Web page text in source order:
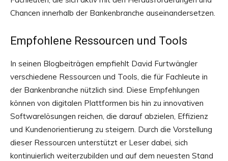
Chancen innerhalb der Bankenbranche auseinandersetzen.
Empfohlene Ressourcen und Tools
In seinen Blogbeiträgen empfiehlt David Furtwängler
verschiedene Ressourcen und Tools, die für Fachleute in
der Bankenbranche nützlich sind. Diese Empfehlungen
können von digitalen Plattformen bis hin zu innovativen
Softwarelösungen reichen, die darauf abzielen, Effizienz
und Kundenorientierung zu steigern. Durch die Vorstellung
dieser Ressourcen unterstützt er Leser dabei, sich
kontinuierlich weiterzubilden und auf dem neuesten Stand